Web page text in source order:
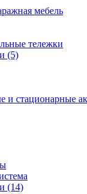
мебель
тележки
(5)
и стационарные
(14)